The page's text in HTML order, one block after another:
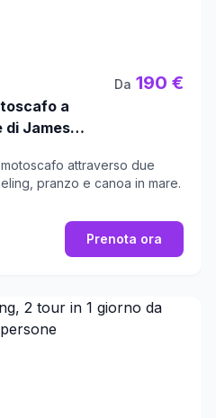
a
di James
Da 190 €
attraverso due
pranzo e canoa in mare.
Prenota ora